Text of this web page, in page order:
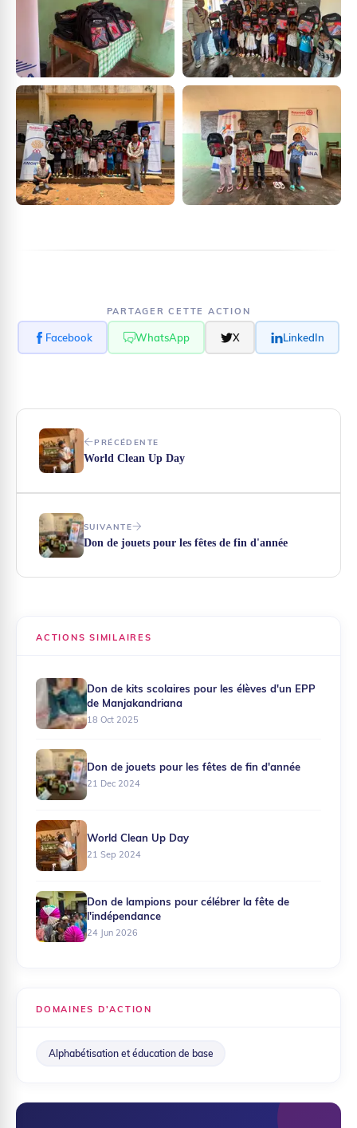
PARTAGER CETTE ACTION
Facebook WhatsApp X LinkedIn
PRÉCÉDENTE
World Clean Up Day
SUIVANTE
Don de jouets pour les fêtes de fin d'année
ACTIONS SIMILAIRES
Don de kits scolaires pour les élèves d'un EPP
de Manjakandriana
18 Oct 2025
Don de jouets pour les fêtes de fin d'année
21 Dec 2024
World Clean Up Day
21 Sep 2024
Don de lampions pour célébrer la fête de
l'indépendance
24 Jun 2026
DOMAINES D'ACTION
Alphabétisation et éducation de base